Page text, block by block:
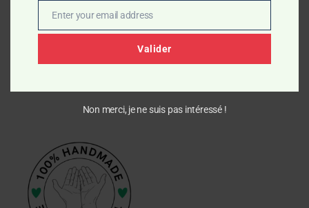
Email
Enter your email address
Valider
Non merci, je ne suis pas intéressé !